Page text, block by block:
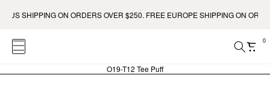
ON ORDERS OVER $250. FREE EUROPE SHIPPING ON ORDERS
0
O19-T12 Tee Puff